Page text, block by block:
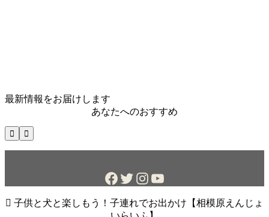
最新情報をお届けします
あなたへのおすすめ
 
Facebook
TwitterInstagramYouTube
 子供と犬と楽しもう！子連れでお出かけ【相模原えんじょ